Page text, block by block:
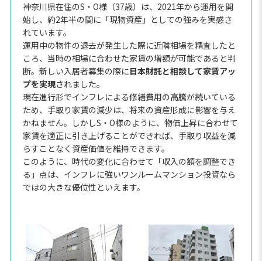
神奈川県在住のS・O様（37歳）は、2021年から運用を開
始し、約2年半の間に「現物資産」としての強みを実感さ
れています。
運用中の物件の退去が発生した際に近隣相場を精査したと
ころ、当時の相場に合わせた家賃の増額が可能であると判
断。新しい入居者募集の際に日本財託と相談して家賃アッ
プを実現されました。
現在進行形でインフレによる修繕費用の高騰が続いている
ため、手取り家賃の減少は、将来の資産形成に影響を与え
かねません。しかしS・O様のように、物価上昇に合わせて
家賃を適正に引き上げることができれば、手取り収益を減
らすことなく資産価値を維持できます。
このように、時代の変化に合わせて「収入の額を調整でき
る」点は、インフレに強いワンルームマンション投資なら
ではの大きな優位性といえます。